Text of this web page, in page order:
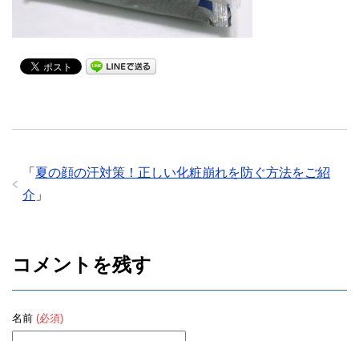
「 夏の顔の汗対策！正しい化粧崩れを防ぐ方法をご紹
介 」
コメントを残す
名前 (必須)